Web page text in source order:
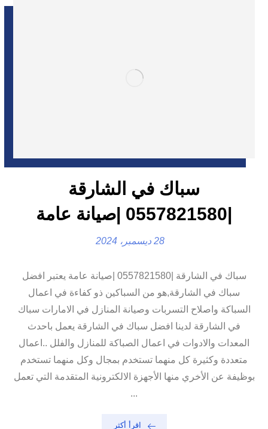
سباك في الشارقة
|0557821580 |صيانة عامة
28 ديسمبر، 2024
سباك في الشارقة |0557821580 |صيانة عامة يعتبر افضل
سباك في الشارقة,هو من السباكين ذو كفاءة في اعمال
السباكة واصلاح التسربات وصيانة المنازل في الامارات سباك
في الشارقة لدينا افضل سباك في الشارقة يعمل باحدث
المعدات والادوات في اعمال الصباكة للمنازل والفلل ..اعمال
متعددة وكثيرة كل منهما تستخدم بمجال وكل منهما تستخدم
بوظيفة عن الأخري منها الأجهزة الالكترونية المتقدمة التي تعمل
...
اقرأ أكثر